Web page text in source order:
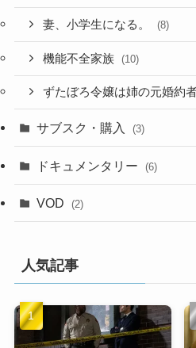
妻、小学生になる。 (8)
機能不全家族 (10)
ずたぼろ令嬢は姉の元婚約
サブスク・購入 (3)
ドキュメンタリー (6)
VOD (2)
人気記事